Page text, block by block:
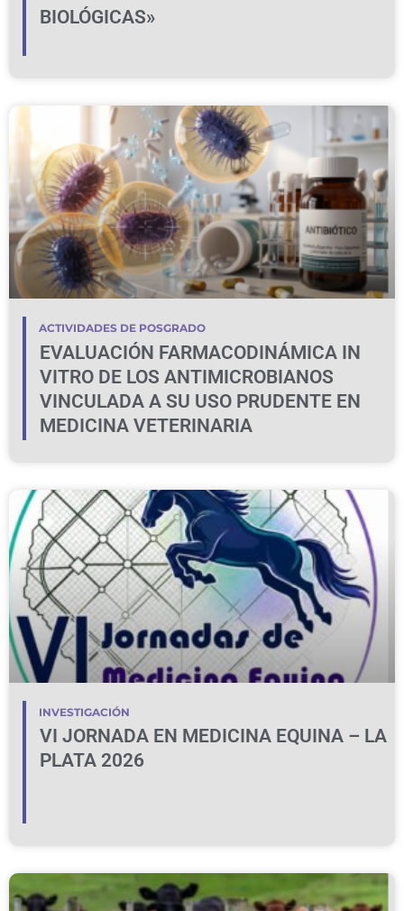
BIOLÓGICAS»
ACTIVIDADES DE POSGRADO
EVALUACIÓN FARMACODINÁMICA IN
VITRO DE LOS ANTIMICROBIANOS
VINCULADA A SU USO PRUDENTE EN
MEDICINA VETERINARIA
INVESTIGACIÓN
VI JORNADA EN MEDICINA EQUINA – LA
PLATA 2026